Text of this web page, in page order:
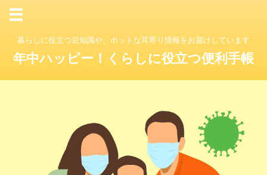
暮らしに役立つ豆知識や、ホットな耳寄り情報をお届けしています
年中ハッピー！くらしに役立つ便利手帳